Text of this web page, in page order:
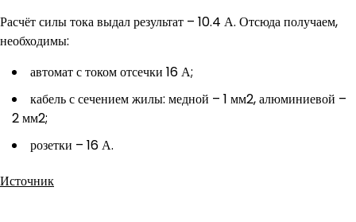
Расчёт силы тока выдал результат – 10.4 А. Отсюда получаем,
необходимы:
автомат с током отсечки 16 А;
кабель с сечением жилы: медной – 1 мм2, алюминиевой –
2 мм2;
розетки – 16 А.
Источник